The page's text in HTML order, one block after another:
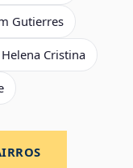
Gutierres
Cristina